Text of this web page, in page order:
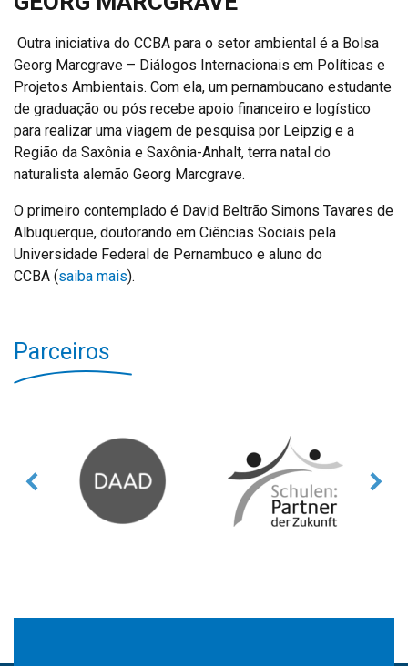
Outra iniciativa do CCBA para o setor ambiental é a Bolsa
Georg Marcgrave – Diálogos Internacionais em Políticas e
Projetos Ambientais. Com ela, um pernambucano estudante
de graduação ou pós recebe apoio financeiro e logístico
para realizar uma viagem de pesquisa por Leipzig e a
Região da Saxônia e Saxônia-Anhalt, terra natal do
naturalista alemão Georg Marcgrave.
O primeiro contemplado é David Beltrão Simons Tavares de
Albuquerque, doutorando em Ciências Sociais pela
Universidade Federal de Pernambuco e aluno do
CCBA (saiba mais).
Parceiros